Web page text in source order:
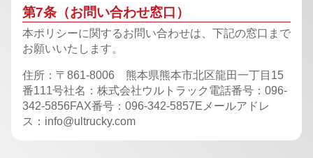
第7条（お問い合わせ窓口）
本ポリシーに関するお問い合わせは、下記の窓口まで
お願いいたします。
住所：〒861-8006 熊本県熊本市北区龍田一丁目15
番111号社名：株式会社ウルトラック 電話番号： 096-
342-5856FAX番号：096-342-5857Eメールアドレ
ス： info@ultrucky.com